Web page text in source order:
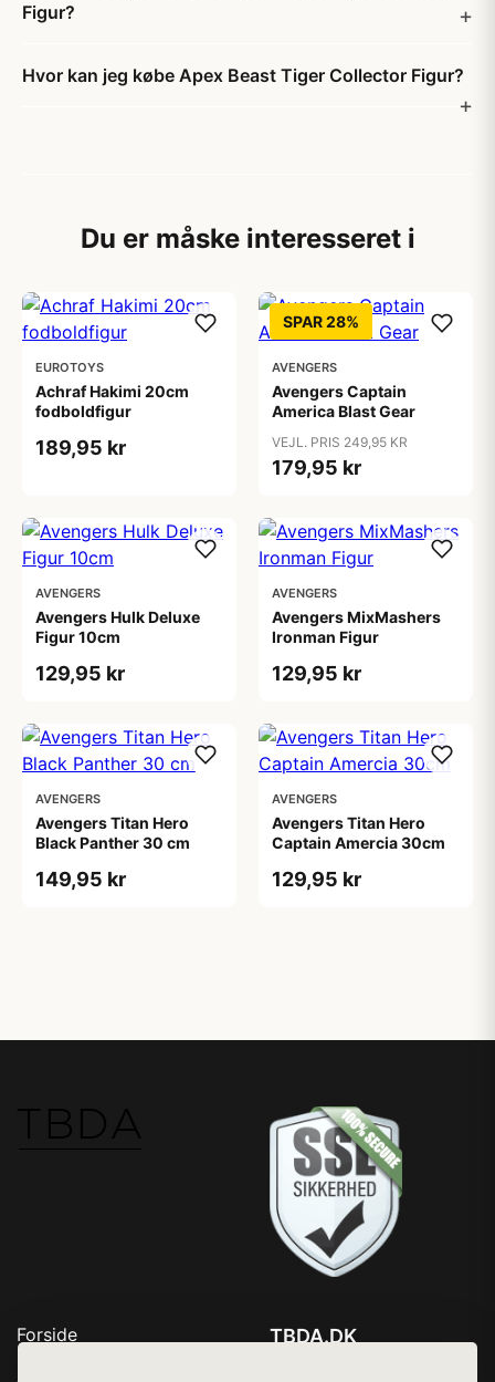
Figur?
Hvor kan jeg købe Apex Beast Tiger Collector Figur?
Du er måske interesseret i
EUROTOYS
Achraf Hakimi 20cm
fodboldfigur
189,95 kr
SPAR 28%
AVENGERS
Avengers Captain
America Blast Gear
VEJL. PRIS 249,95 KR
179,95 kr
AVENGERS
Avengers Hulk Deluxe
Figur 10cm
129,95 kr
AVENGERS
Avengers MixMashers
Ironman Figur
129,95 kr
AVENGERS
Avengers Titan Hero
Black Panther 30 cm
149,95 kr
AVENGERS
Avengers Titan Hero
Captain Amercia 30cm
129,95 kr
Forside
TBDA.DK